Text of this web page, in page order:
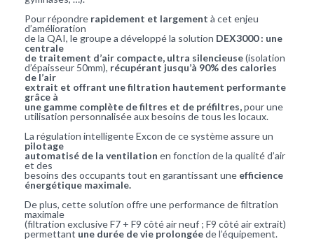
Pour répondre rapidement et largement à cet enjeu
d’amélioration
de la QAI, le groupe a développé la solution DEX3000 : une
centrale
de traitement d’air compacte, ultra silencieuse(isolation
d’épaisseur 50mm), récupérant jusqu’à 90% des calories
de l’air
extrait et offrant une filtration hautement performante
grâce à
une gamme complète de filtres et de préfiltres,pour une
utilisation personnalisée aux besoins de tous les locaux.
La régulation intelligente Excon de ce système assure un
pilotage
automatisé de la ventilation en fonction de la qualité d’air
et des
besoins des occupants tout en garantissant une efficience
énergétique maximale.
De plus, cette solution offre une performance de filtration
maximale
(filtration exclusive F7 + F9 côté air neuf ; F9 côté air extrait)
permettant une durée de vie prolongéede l’équipement.